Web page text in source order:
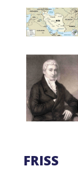
FRISS